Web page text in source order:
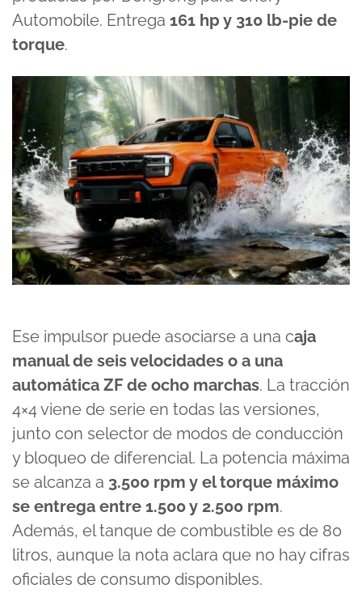
Automobile. Entrega 161 hp y 310 lb-pie de
torque.
Ese impulsor puede asociarse a una caja
manual de seis velocidades o a una
automática ZF de ocho marchas. La tracción
4×4 viene de serie en todas las versiones,
junto con selector de modos de conducción
y bloqueo de diferencial. La potencia máxima
se alcanza a 3.500 rpm y el torque máximo
se entrega entre 1.500 y 2.500 rpm.
Además, el tanque de combustible es de 80
litros, aunque la nota aclara que no hay cifras
oficiales de consumo disponibles.